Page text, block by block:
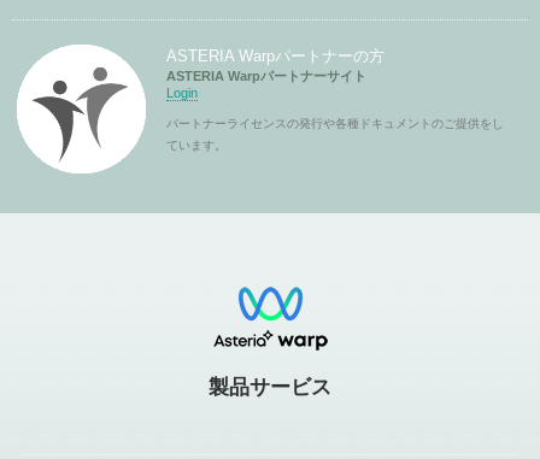
ASTERIA Warpパートナーの方
ASTERIA Warpパートナーサイト
Login
パートナーライセンスの発行や各種ドキュメントのご提供をし
ています。
製品サービス